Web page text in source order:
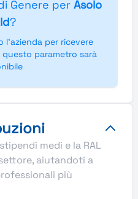
Genere per Asolo
?
l'azienda per ricevere
parametro sarà
medi e la RAL
aiutandoti a
più